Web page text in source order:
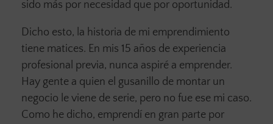
sido más por necesidad que por oportunidad.
Dicho esto, la historia de mi emprendimiento
tiene matices. En mis 15 años de experiencia
profesional previa, nunca aspiré a emprender.
Hay gente a quien el gusanillo de montar un
negocio le viene de serie, pero no fue ese mi caso.
Como he dicho, emprendí en gran parte por